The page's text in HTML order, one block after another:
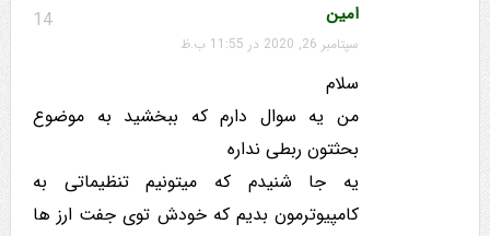
14 امین
سپتامبر 26, 2020 در 11:55 ب.ظ
سلام
من یه سوال دارم که ببخشید به موضوع
بحثتون ربطی نداره
یه جا شنیدم که میتونیم تنظیماتی به
کامپیوترمون بدیم که خودش توی جفت ارز ها